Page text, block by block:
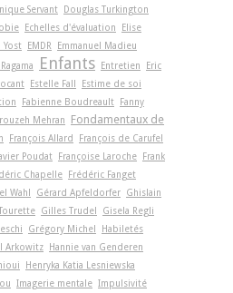
Servant
Douglas Turkington
Echelles d'évaluation
Elise
Yost EMDR
Emmanuel Madieu
Enfants Entretien
Eric
Estelle Fall
Estime de soi
Fabienne Boudreault
Fanny
Mehran
Fondamentaux de
François Allard
François de Carufel
Poudat Françoise Laroche
Frank
Chapelle
Frédéric Fanget
Wahl Gérard Apfeldorfer Ghislain
Gilles Trudel
Gisela Regli
Grégory Michel
Habiletés
Arkowitz
Hannie van Genderen
Henryka Katia Lesniewska
Imagerie mentale Impulsivité